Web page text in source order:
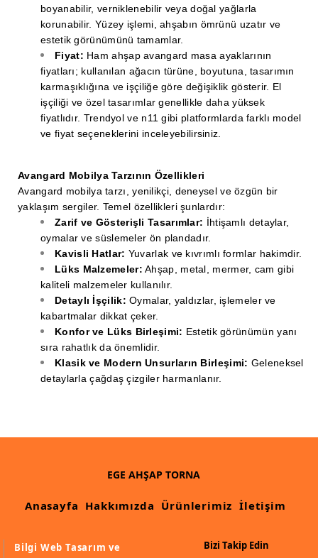
boyanabilir, verniklenebilir veya doğal yağlarla
korunabilir. Yüzey işlemi, ahşabın ömrünü uzatır ve
estetik görünümünü tamamlar.
Fiyat: Ham ahşap avangard masa ayaklarının
fiyatları; kullanılan ağacın türüne, boyutuna, tasarımın
karmaşıklığına ve işçiliğe göre değişiklik gösterir. El
işçiliği ve özel tasarımlar genellikle daha yüksek
fiyatlıdır. Trendyol ve n11 gibi platformlarda farklı model
ve fiyat seçeneklerini inceleyebilirsiniz.
Avangard Mobilya Tarzının Özellikleri
Avangard mobilya tarzı, yenilikçi, deneysel ve özgün bir
yaklaşım sergiler. Temel özellikleri şunlardır:
Zarif ve Gösterişli Tasarımlar: İhtişamlı detaylar,
oymalar ve süslemeler ön plandadır.
Kavisli Hatlar: Yuvarlak ve kıvrımlı formlar hakimdir.
Lüks Malzemeler: Ahşap, metal, mermer, cam gibi
kaliteli malzemeler kullanılır.
Detaylı İşçilik: Oymalar, yaldızlar, işlemeler ve
kabartmalar dikkat çeker.
Konfor ve Lüks Birleşimi: Estetik görünümün yanı
sıra rahatlık da önemlidir.
Klasik ve Modern Unsurların Birleşimi: Geleneksel
detaylarla çağdaş çizgiler harmanlanır.
EGE AHŞAP TORNA
Anasayfa Hakkımızda Ürünlerimiz İletişim
Bilgi Web Tasarım ve
Bizi Takip Edin